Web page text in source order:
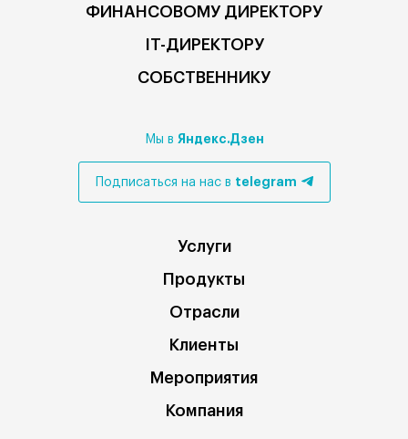
ФИНАНСОВОМУ ДИРЕКТОРУ
IT-ДИРЕКТОРУ
СОБСТВЕННИКУ
Мы в Яндекс.Дзен
Подписаться на нас в telegram
Услуги
Продукты
Отрасли
Клиенты
Мероприятия
Компания